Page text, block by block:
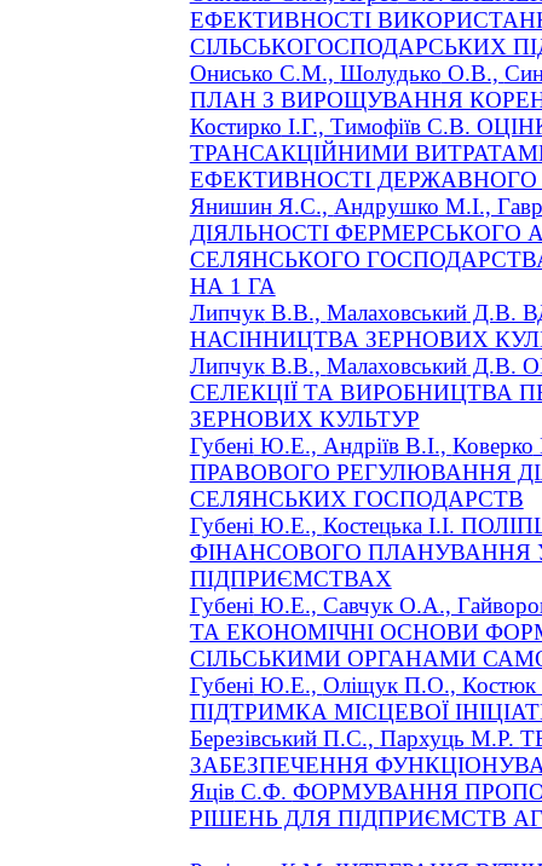
ЕФЕКТИВНОСТІ
СІЛЬСЬКОГОСПОДАРСЬКИХ
Онисько С.М., Шолудько О.В.,
ПЛАН З ВИРОЩУВАННЯ
Костирко І.Г., Тимофіїв С.В.
ТРАНСАКЦІЙНИМИ
ЕФЕКТИВНОСТІ ДЕРЖАВНОГО
ЯнишинЯ.С., Андрушко М.І.,
ДІЯЛЬНОСТІ ФЕРМЕРСЬКОГО
СЕЛЯНСЬКОГО
НА 1 ГА
ЛипчукВ.В., МалаховськийД.В.
НАСІННИЦТВА ЗЕРНОВИХ
ЛипчукВ.В., МалаховськийД.В.
СЕЛЕКЦІЇ ТА ВИРОБНИЦТВА
ЗЕРНОВИХ КУЛЬТУР
Губені Ю.Е., Андріїв В.І., Коверко
ПРАВОВОГО РЕГУЛЮВАННЯ
СЕЛЯНСЬКИХ ГОСПОДАРСТВ
Губені Ю.Е., КостецькаІ.І.
ФІНАНСОВОГО ПЛАНУВАННЯ
ПІДПРИЄМСТВАХ
Губені Ю.Е., Савчук О.А.,
ТА ЕКОНОМІЧНІ ОСНОВИ
СІЛЬСЬКИМИ ОРГАНАМИ
Губені Ю.Е., ОліщукП.О.,
ПІДТРИМКА МІСЦЕВОЇ
БерезівськийП.С., Пархуць М.Р.
ЗАБЕЗПЕЧЕННЯ
ЯцівС.Ф. ФОРМУВАННЯ
РІШЕНЬ ДЛЯ ПІДПРИЄМСТВ